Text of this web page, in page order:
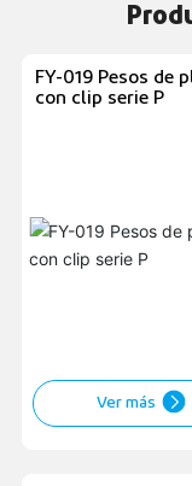
FY-019 Pesos de
con clip serie P
Ver más